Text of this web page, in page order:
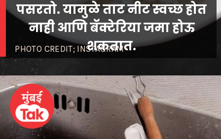
PHOTO CREDIT; INSTAGRAM
पसरतो. यामुळे ताट नीट स्वच्छ होत
नाही आणि बॅक्टेरिया जमा होऊ
शकतात.